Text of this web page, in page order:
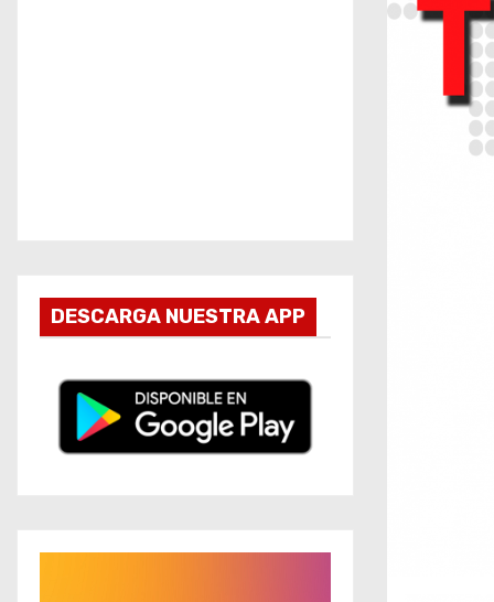
DESCARGA NUESTRA APP